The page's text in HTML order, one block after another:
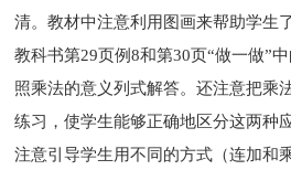
清。教材中注意利用图画来帮助学生
教科书第29页例8和第30页“做一做”
照乘法的意义列式解答。还注意把乘
练习，使学生能够正确地区分这两种
注意引导学生用不同的方式（连加和